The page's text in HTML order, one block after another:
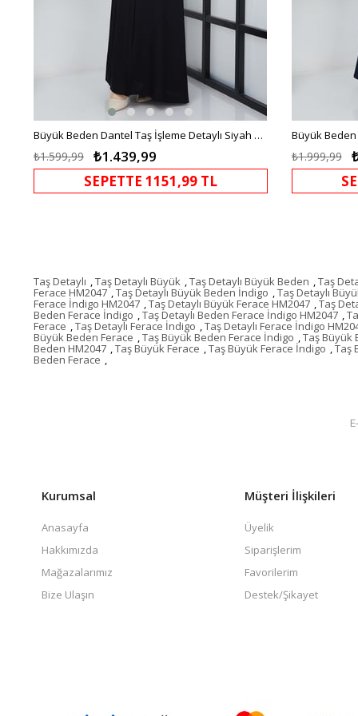
Büyük Beden Dantel Taş İşleme Detaylı Siyah Ferace
₺1.439,99
₺1.599,99
SEPETTE 1151,99 TL
Büyük Beden
₺1.999,99
Taş Detaylı ,Taş Detaylı Büyük ,Taş Detaylı Büyük Beden ,Taş
Ferace HM2047 ,Taş Detaylı Büyük Beden İndigo ,Taş Detaylı
Ferace İndigo HM2047 ,Taş Detaylı Büyük Ferace HM2047 ,Taş
Beden Ferace İndigo ,Taş Detaylı Beden Ferace İndigo HM2047 ,
Ferace ,Taş Detaylı Ferace İndigo ,Taş Detaylı Ferace İndigo
Büyük Beden Ferace ,Taş Büyük Beden Ferace İndigo ,Taş Büyük
Beden HM2047 ,Taş Büyük Ferace ,Taş Büyük Ferace İndigo ,Taş
Beden Ferace ,
Kurumsal
Anasayfa
Hakkımızda
Mağazalarımız
Bize Ulaşın
Müşteri İlişkileri
Üyelik
Siparişlerim
Favorilerim
Destek/Şikayet